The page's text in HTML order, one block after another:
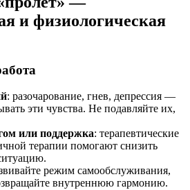
и физиологическая
: разочарование, гнев, депрессия —
эти чувства. Не подавляйте их,
или поддержка: терапевтические
терапии помогают снизить
режим самообслуживания,
внутреннюю гармонию.